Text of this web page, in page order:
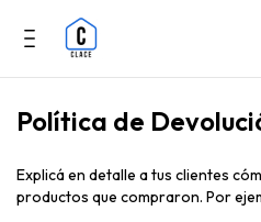
Política de
Explicá en detalle a tus clientes
productos que compraron. Por